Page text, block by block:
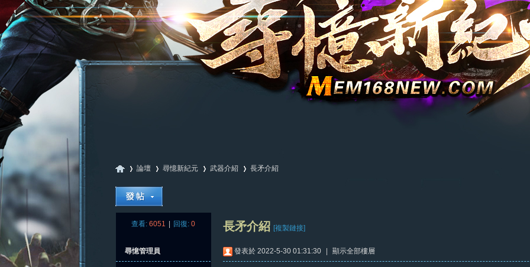
論壇
›
尋憶新紀元 武器介紹
›
長矛介紹
查看: 6051 回復: 0 長矛介紹 [複製鏈接]
尋憶管理員 發表於 2022-5-30 01:31:30 顯示全部樓層